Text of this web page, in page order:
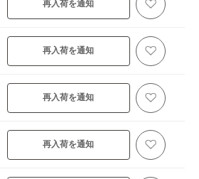
再入荷を通知
再入荷を通知
再入荷を通知
再入荷を通知